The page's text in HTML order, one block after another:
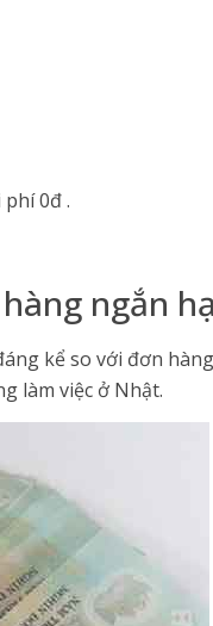
0đ .
ngắn
kể so với đơn
làm việc ở Nhật.